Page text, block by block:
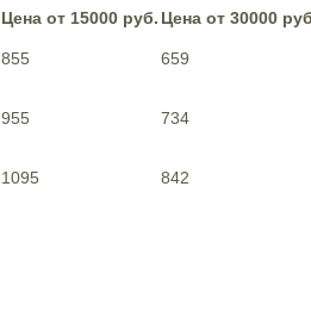
Цена от 15000 руб. Цена от 30000
855 659
955 734
1095 842